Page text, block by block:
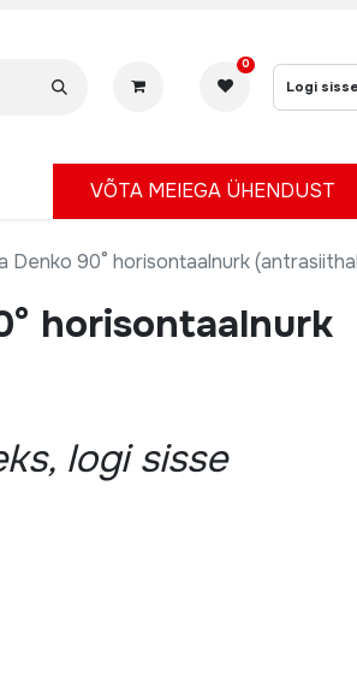
0
Logi sisse
VÕTA MEIEGA ÜHENDUST
Denko 90° horisontaalnurk
horisontaalnurk
logi sisse